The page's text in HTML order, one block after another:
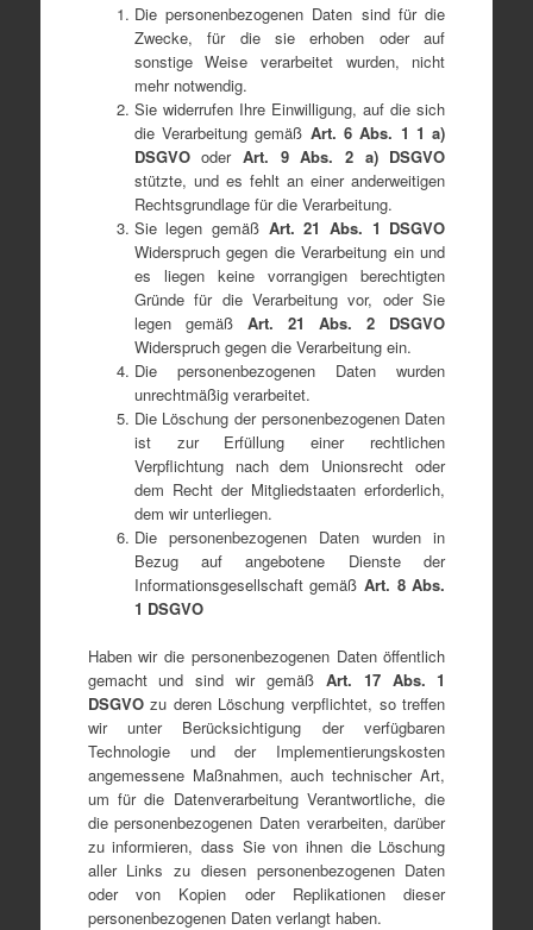
Die personenbezogenen Daten sind für die
Zwecke, für die sie erhoben oder auf
sonstige Weise verarbeitet wurden, nicht
mehr notwendig.
Sie widerrufen Ihre Einwilligung, auf die sich
die Verarbeitung gemäß Art. 6 Abs. 1 1a)
DSGVOoder Art. 9Abs. 2 a) DSGVO
stützte, und es fehlt an einer anderweitigen
Rechtsgrundlage für die Verarbeitung.
Sie legen gemäß Art. 21 Abs. 1 DSGVO
Widerspruch gegen die Verarbeitung ein und
es liegen keine vorrangigen berechtigten
Gründe für die Verarbeitung vor, oder Sie
legen gemäß Art. 21 Abs. 2 DSGVO
Widerspruch gegen die Verarbeitung ein.
Die personenbezogenen Daten wurden
unrechtmäßig verarbeitet.
Die Löschung der personenbezogenen Daten
ist zur Erfüllung einer rechtlichen
Verpflichtung nach dem Unionsrecht oder
dem Recht der Mitgliedstaaten erforderlich,
dem wir unterliegen.
Die personenbezogenen Daten wurden in
Bezug auf angebotene Dienste der
Informationsgesellschaft gemäß Art. 8Abs.
1 DSGVO
Haben wir die personenbezogenen Daten öffentlich
gemacht und sind wir gemäß Art. 17 Abs. 1
DSGVOzu deren Löschung verpflichtet, so treffen
wir unter Berücksichtigung der verfügbaren
Technologie und der Implementierungskosten
angemessene Maßnahmen, auch technischer Art,
um für die Datenverarbeitung Verantwortliche, die
die personenbezogenen Daten verarbeiten, darüber
zu informieren, dass Sie von ihnen die Löschung
aller Links zu diesen personenbezogenen Daten
oder von Kopien oder Replikationen dieser
personenbezogenen Daten verlangt haben.